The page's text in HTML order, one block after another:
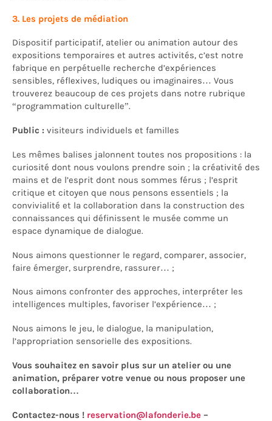
3. Les projets de médiation
Dispositif participatif, atelier ou animation autour des
expositions temporaires et autres activités, c’est notre
fabrique en perpétuelle recherche d’expériences
sensibles, réflexives, ludiques ou imaginaires… Vous
trouverez beaucoup de ces projets dans notre rubrique
“programmation culturelle”.
Public : visiteurs individuels et familles
Les mêmes balises jalonnent toutes nos propositions : la
curiosité dont nous voulons prendre soin ; la créativité des
mains et de l’esprit dont nous sommes férus ; l’esprit
critique et citoyen que nous pensons essentiels ; la
convivialité et la collaboration dans la construction des
connaissances qui définissent le musée comme un
espace dynamique de dialogue.
Nous aimons questionner le regard, comparer, associer,
faire émerger, surprendre, rassurer… ;
Nous aimons confronter des approches, interpréter les
intelligences multiples, favoriser l’expérience… ;
Nous aimons le jeu, le dialogue, la manipulation,
l’appropriation sensorielle des expositions.
Vous souhaitez en savoir plus sur un atelier ou une
animation, préparer votre venue ou nous proposer une
collaboration…
Contactez-nous ! reservation@lafonderie.be –